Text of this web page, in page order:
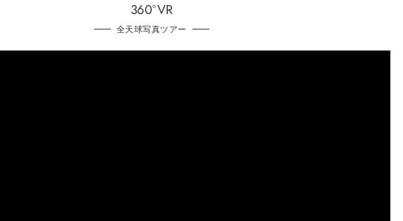
360°VR
全天球写真ツアー